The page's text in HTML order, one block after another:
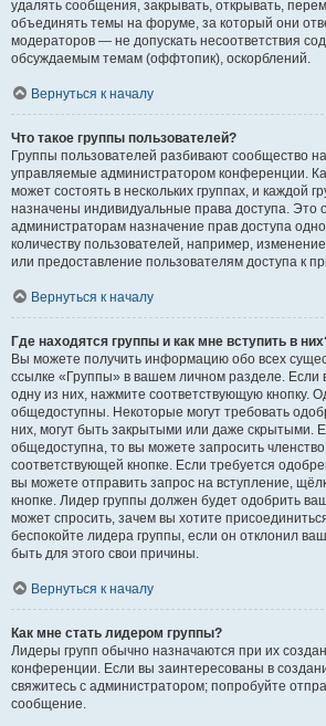
удалять сообщения, закрывать, открывать,
объединять темы на форуме, за который они
модераторов — не допускать несоответствия
обсуждаемым темам (оффтопик), оскорблений.
Вернуться к началу
Что такое группы пользователей?
Группы пользователей разбивают сообщество
управляемые администратором конференции.
может состоять в нескольких группах, и каждой
назначены индивидуальные права доступа. Это
администраторам назначение прав доступа
количеству пользователей, например,
или предоставление пользователям доступа к
Вернуться к началу
Где находятся группы и как мне вступить в
Вы можете получить информацию обо всех
ссылке «Группы» в вашем личном разделе. Если
одну из них, нажмите соответствующую кнопку.
общедоступны. Некоторые могут требовать
них, могут быть закрытыми или даже скрытыми.
общедоступна, то вы можете запросить
соответствующей кнопке. Если требуется
вы можете отправить запрос на вступление,
кнопке. Лидер группы должен будет одобрить
может спросить, зачем вы хотите
беспокойте лидера группы, если он отклонил
быть для этого свои причины.
Вернуться к началу
Как мне стать лидером группы?
Лидеры групп обычно назначаются при их
конференции. Если вы заинтересованы в
свяжитесь с администратором; попробуйте
сообщение.